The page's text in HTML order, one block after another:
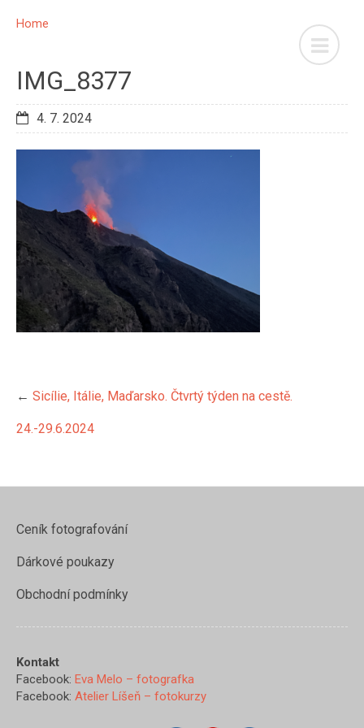
Home
IMG_8377
4. 7. 2024
← Sicílie, Itálie, Maďarsko. Čtvrtý týden na cestě.
24.-29.6.2024
Ceník fotografování
Dárkové poukazy
Obchodní podmínky
Kontakt
Facebook: Eva Melo – fotografka
Facebook: Atelier Líšeň – fotokurzy
ctvrty-
2024/img_8377">